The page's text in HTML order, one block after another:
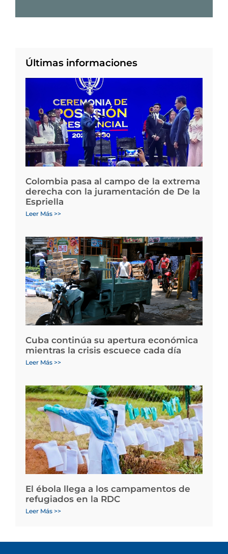
Últimas informaciones
Colombia pasa al campo de la extrema
derecha con la juramentación de De la
Espriella
Leer Más >>
Cuba continúa su apertura económica
mientras la crisis escuece cada día
Leer Más >>
El ébola llega a los campamentos de
refugiados en la RDC
Leer Más >>